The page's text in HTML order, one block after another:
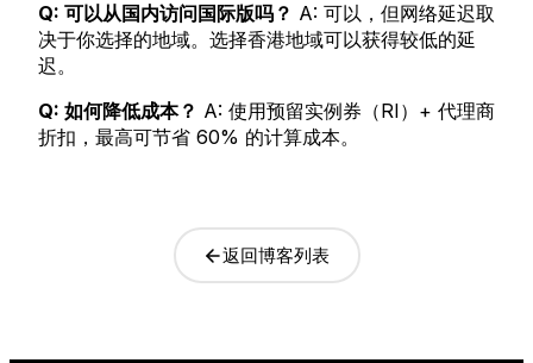
Q: 可以从国内访问国际版吗？ A: 可以，但网络延迟取
决于你选择的地域。选择香港地域可以获得较低的延
迟。
Q: 如何降低成本？ A: 使用预留实例券（RI）+ 代理商
折扣，最高可节省 60% 的计算成本。
返回博客列表